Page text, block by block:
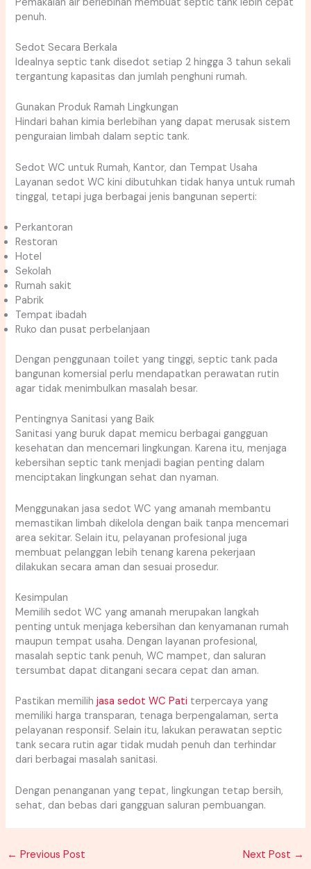
penuh.
Sedot Secara Berkala
Idealnya septic tank disedot setiap 2 hingga 3 tahun sekali
tergantung kapasitas dan jumlah penghuni rumah.
Gunakan Produk Ramah Lingkungan
Hindari bahan kimia berlebihan yang dapat merusak sistem
penguraian limbah dalam septic tank.
Sedot WC untuk Rumah, Kantor, dan Tempat Usaha
Layanan sedot WC kini dibutuhkan tidak hanya untuk rumah
tinggal, tetapi juga berbagai jenis bangunan seperti:
Perkantoran
Restoran
Hotel
Sekolah
Rumah sakit
Pabrik
Tempat ibadah
Ruko dan pusat perbelanjaan
Dengan penggunaan toilet yang tinggi, septic tank pada
bangunan komersial perlu mendapatkan perawatan rutin
agar tidak menimbulkan masalah besar.
Pentingnya Sanitasi yang Baik
Sanitasi yang buruk dapat memicu berbagai gangguan
kesehatan dan mencemari lingkungan. Karena itu, menjaga
kebersihan septic tank menjadi bagian penting dalam
menciptakan lingkungan sehat dan nyaman.
Menggunakan jasa sedot WC yang amanah membantu
memastikan limbah dikelola dengan baik tanpa mencemari
area sekitar. Selain itu, pelayanan profesional juga
membuat pelanggan lebih tenang karena pekerjaan
dilakukan secara aman dan sesuai prosedur.
Kesimpulan
Memilih sedot WC yang amanah merupakan langkah
penting untuk menjaga kebersihan dan kenyamanan rumah
maupun tempat usaha. Dengan layanan profesional,
masalah septic tank penuh, WC mampet, dan saluran
tersumbat dapat ditangani secara cepat dan aman.
Pastikan memilihjasa sedot WC Pati terpercaya yang
memiliki harga transparan, tenaga berpengalaman, serta
pelayanan responsif. Selain itu, lakukan perawatan septic
tank secara rutin agar tidak mudah penuh dan terhindar
dari berbagai masalah sanitasi.
Dengan penanganan yang tepat, lingkungan tetap bersih,
sehat, dan bebas dari gangguan saluran pembuangan.
← Previous Post Next Post →